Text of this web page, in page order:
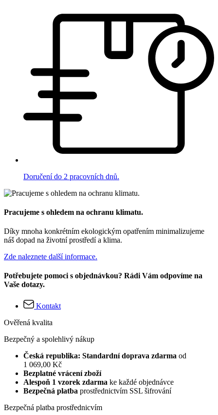
Doručení do 2 pracovních dnů.
Pracujeme s ohledem na ochranu klimatu.
Díky mnoha konkrétním ekologickým opatřením minimalizujeme
náš dopad na životní prostředí a klima.
Zde naleznete další informace.
Potřebujete pomoci s objednávkou? Rádi Vám odpovíme na
Vaše dotazy.
Kontakt
Ověřená kvalita
Bezpečný a spolehlivý nákup
Česká republika: Standardní doprava zdarma od
1 069,00 Kč
Bezplatné vrácení zboží
Alespoň 1 vzorek zdarma ke každé objednávce
Bezpečná platba prostřednictvím SSL šifrování
Bezpečná platba prostřednicvím